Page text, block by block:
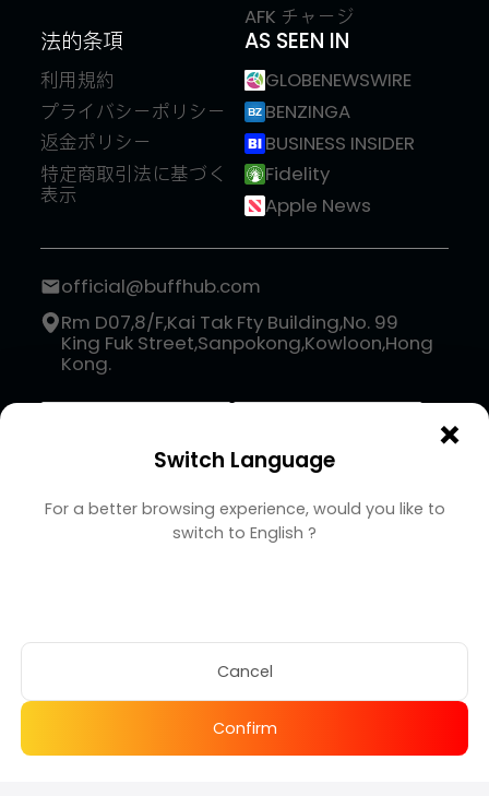
AFK チャージ
法的条項
利用規約
プライバシーポリシー
返金ポリシー
特定商取引法に基づく
表示
AS SEEN IN
GLOBENEWSWIRE
BENZINGA
BUSINESS INSIDER
Fidelity
Apple News
official@buffhub.com
Rm D07,8/F,Kai Tak Fty Building,No. 99
King Fuk Street,Sanpokong,Kowloon,Hong
Kong.
Switch Language ×
For a better browsing experience, would you like to
switch to English ?
Cancel
Confirm